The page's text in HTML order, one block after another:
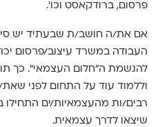
פרסום, ברודקאסט וכו׳.
אם את/ה חושב/ת שבעתיד יש
העבודה במשרד עיצוב/פרסום
להגשמת ה״חלום העצמאי״. כך
וללמוד עוד על התחום לפני
רבים/ות מהעצמאיות/ים התחילו
שיצאו לדרך עצמאית.